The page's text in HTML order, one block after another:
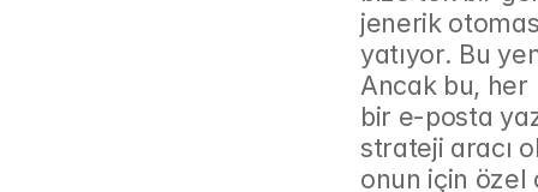
jenerik
yatıyor. Bu
Ancak bu,
bir e-posta
strateji aracı
onun için özel